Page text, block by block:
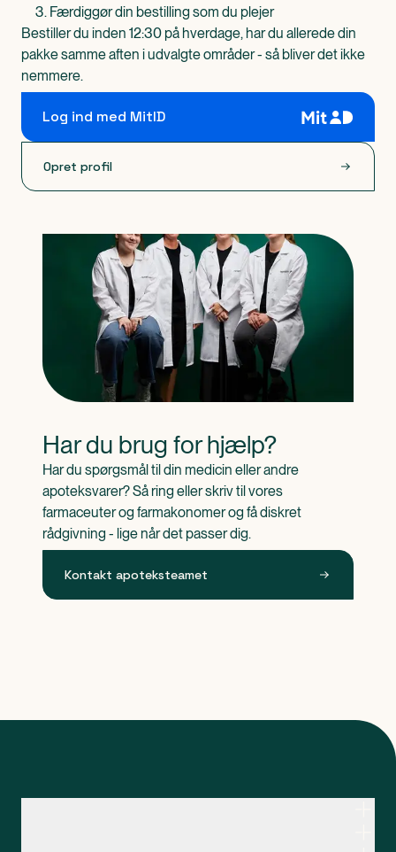
Færdiggør din bestilling som du plejer
Bestiller du inden 12:30 på hverdage, har du allerede din
pakke samme aften i udvalgte områder - så bliver det ikke
nemmere.
Log ind med MitID
Opret profil
Har du brug for hjælp?
Har du spørgsmål til din medicin eller andre
apoteksvarer? Så ring eller skriv til vores
farmaceuter og farmakonomer og få diskret
rådgivning - lige når det passer dig.
Kontakt apoteksteamet